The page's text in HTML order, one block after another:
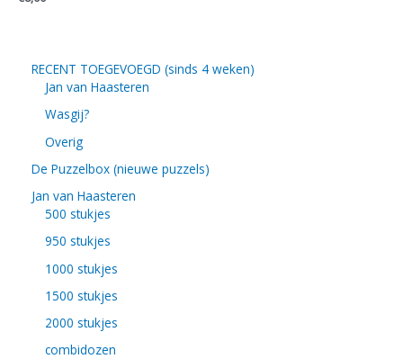
RECENT TOEGEVOEGD (sinds 4 weken)
Jan van Haasteren
Wasgij?
Overig
De Puzzelbox (nieuwe puzzels)
Jan van Haasteren
500 stukjes
950 stukjes
1000 stukjes
1500 stukjes
2000 stukjes
combidozen